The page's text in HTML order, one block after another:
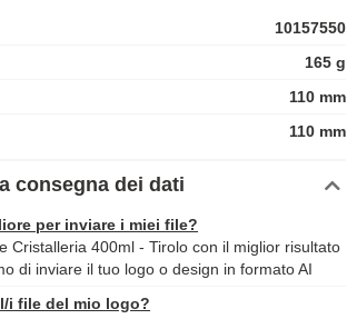
10157550
165 g
110 mm
110 mm
consegna dei dati
per inviare i miei file?
Cristalleria 400ml - Tirolo con il miglior risultato
di inviare il tuo logo o design in formato AI
i file del mio logo?